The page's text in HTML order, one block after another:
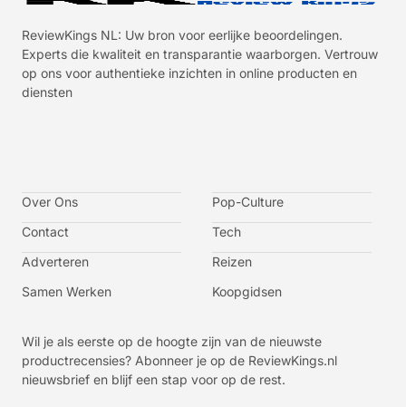
ReviewKings NL: Uw bron voor eerlijke beoordelingen.
Experts die kwaliteit en transparantie waarborgen. Vertrouw
op ons voor authentieke inzichten in online producten en
diensten
-
f
a
c
e
o
o
-
t
w
i
t
e
r
-
s
g
r
m
-
-
u
b
Over Ons
Contact
Adverteren
Samen Werken
Pop-Culture
Tech
Reizen
Koopgidsen
Wil je als eerste op de hoogte zijn van de nieuwste
productrecensies? Abonneer je op de ReviewKings.nl
nieuwsbrief en blijf een stap voor op de rest.